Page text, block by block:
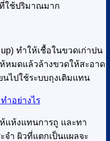
ใช้ปริมาณมาก
ทำให้เชื้อในขวดเก่าปน
หมดแล้วล้างขวดให้สะอาด
ไปใช้ระบบถุงเติมแทน
ำอย่างไร
แห้งแทนการถู และทา
จำ ผิวที่แตกเป็นแผลจะ